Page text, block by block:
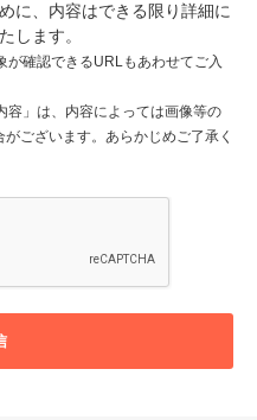
に、内容はできる限り詳細に
します。
が確認できるURLもあわせてご入
容」は、内容によっては画像等の
ございます。あらかじめご了承く